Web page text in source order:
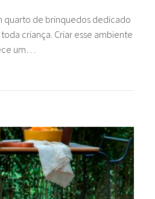
quarto de brinquedos dedicado
criança. Criar esse ambiente
um…